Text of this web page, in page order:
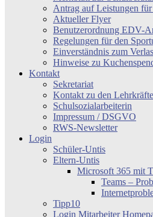
Antrag auf Leistungen
Aktueller Flyer
Benutzerordnung EDV-
Regelungen für den
Einverständnis zum
Hinweise zu
Kontakt
Sekretariat
Kontakt zu den
Schulsozialarbeiterin
Impressum / DSGVO
RWS-Newsletter
Login
Schüler-Untis
Eltern-Untis
Microsoft 365 mit
Teams –
Tipp10
Login Mitarbeiter